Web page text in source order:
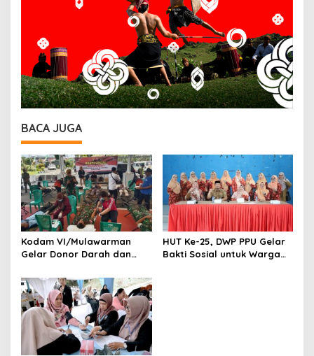
BACA JUGA
Kodam VI/Mulawarman
Gelar Donor Darah dan
TNI ke-80
HUT Ke-25, DWP PPU Gelar
Bakti Sosial untuk Warga